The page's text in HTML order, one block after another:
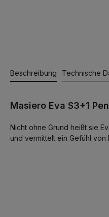
Beschreibung Technische
Masiero Eva S3+1
Nicht ohne Grund heißt sie
und vermittelt ein Gefühl von